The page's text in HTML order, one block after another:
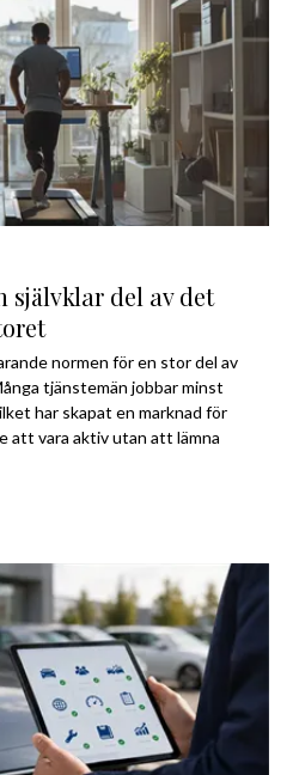
självklar del av det
normen för en stor del av
tjänstemän jobbar minst
har skapat en marknad för
att vara aktiv utan att lämna